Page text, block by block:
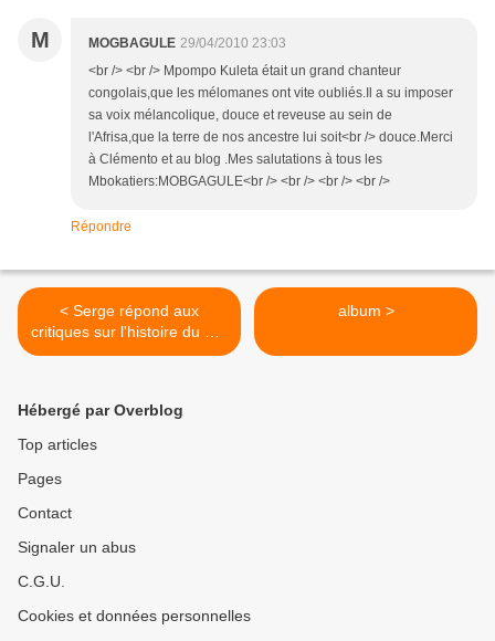
M MOGBAGULE 29/04/2010 23:03
<br /> <br /> Mpompo Kuleta était un grand chanteur
congolais,que les mélomanes ont vite oubliés.Il a su imposer
sa voix mélancolique, douce et reveuse au sein de
l'Afrisa,que la terre de nos ancestre lui soit<br /> douce.Merci
à Clémento et au blog .Mes salutations à tous les
Mbokatiers:MOBGAGULE<br /> <br /> <br /> <br />
Répondre
< Serge répond aux
critiques sur l'histoire du Col
Mbo
album >
Hébergé par Overblog
Top articles
Pages
Contact
Signaler un abus
C.G.U.
Cookies et données personnelles